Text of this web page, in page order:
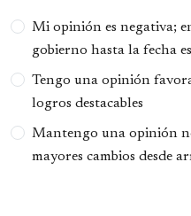
Opciones
Mi opinión es negativa;
gobierno hasta la fecha
Tengo una opinión
logros destacables
Mantengo una opinión
mayores cambios desde